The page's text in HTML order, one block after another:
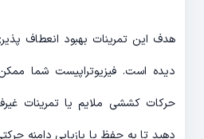
هدف این تمرینات بهبود انعطاف
دیده است. فیزیوتراپیست شما
حرکات کششی ملایم یا تمرینات
دهید تا به حفظ یا بازیابی دامنه